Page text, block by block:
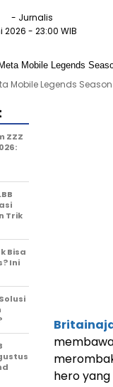
- Jurnalis
2026 - 23:00 WIB
Mobile Legends
hero
ZZZ
Trik
Bisa
Ini